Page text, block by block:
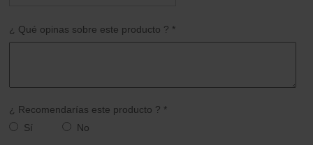
¿ Qué opinas sobre este producto ? *
¿ Recomendarías este producto ? *
Sí
No